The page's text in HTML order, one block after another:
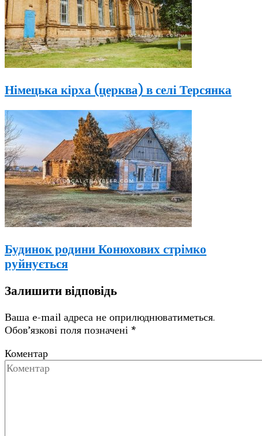
Німецька кірха (церква) в селі Терсянка
Будинок родини Конюхових стрімко
руйнується
Залишити відповідь
Ваша e-mail адреса не оприлюднюватиметься.
Обов’язкові поля позначені *
Коментар